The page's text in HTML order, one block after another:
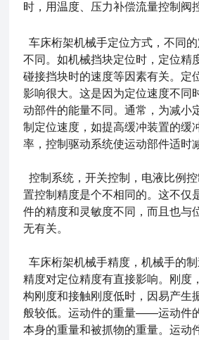
时，用温度、压力补偿流量控制阀
车床桁架机械手定位方式，不同
不同。如机械挡块定位时，定位精
碰接挡块时的速度等因素有关。定
影响很大。这是因为定位速度不同
动部件的能量不同。通常，为减小
制定位速度，如提高缓冲装置的缓
率，控制驱动系统使运动部件适时
控制系统，开关控制，电液比例
置控制精度是个不相同的。这不仅
件的精度和灵敏度不同，而且也与
无有关。
车床桁架机械手精度，机械手的
精度对定位精度有直接影响。刚度
构刚度和接触刚度低时，因易产生
般较低。运动件的重量——运动件
本身的重量和被抓物的重量。运动